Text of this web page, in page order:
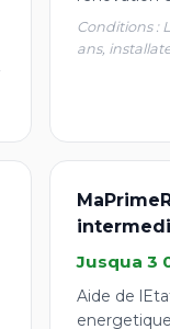
Conditions :
ans,
Jusqua 3
Aide de